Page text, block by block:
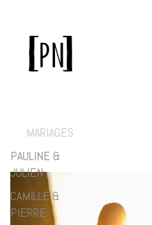
MARIAGES:
PAULINE &
JULIEN
CAMILLE &
PIERRE